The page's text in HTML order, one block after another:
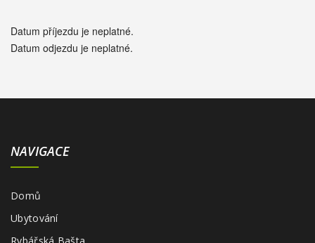
Datum příjezdu je neplatné.
Datum odjezdu je neplatné.
NAVIGACE
Domů
Ubytování